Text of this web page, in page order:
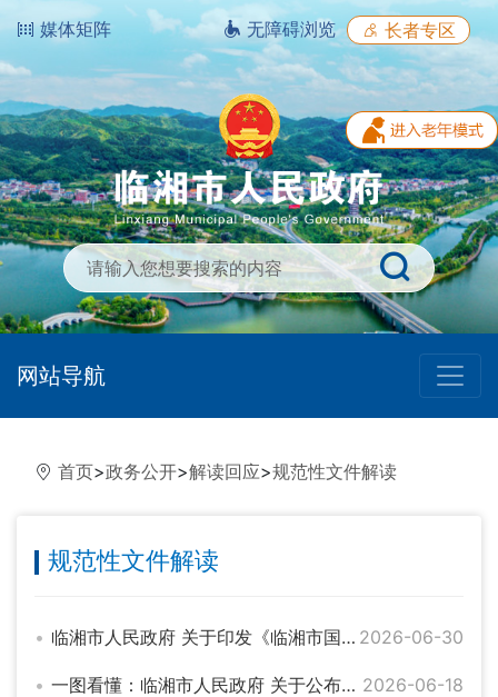
媒体矩阵 无障碍浏览 长者专区
网站导航
首页>政务公开>解读回应>规范性文件解读
规范性文件解读
临湘市人民政府 关于印发《临湘市国有土地上房屋 征收与补偿实施细则》的通知的解读 2026-06-30
一图看懂：临湘市人民政府 关于公布临湘市人民政府2026年度 重大行政决策事项目录的通知 2026-06-18